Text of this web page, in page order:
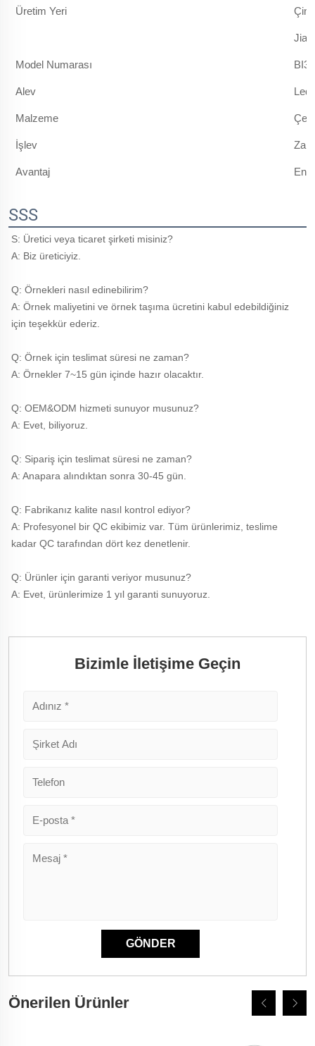
Üretim Yeri Çin
Model Numarası
Alev Led
Malzeme
İşlev
Avantaj
SSS
S: Üretici veya ticaret şirketi misiniz?
A: Biz üreticiyiz.
Q: Örnekleri nasıl edinebilirim?
A: Örnek maliyetini ve örnek taşıma ücretini kabul edebildiğiniz
için teşekkür ederiz.
Q: Örnek için teslimat süresi ne zaman?
A: Örnekler 7~15 gün içinde hazır olacaktır.
Q: OEM&ODM hizmeti sunuyor musunuz?
A: Evet, biliyoruz.
Q: Sipariş için teslimat süresi ne zaman?
A: Anapara alındıktan sonra 30-45 gün.
Q: Fabrikanız kalite nasıl kontrol ediyor?
A: Profesyonel bir QC ekibimiz var. Tüm ürünlerimiz, teslime
kadar QC tarafından dört kez denetlenir.
Q: Ürünler için garanti veriyor musunuz?
A: Evet, ürünlerimize 1 yıl garanti sunuyoruz.
Bizimle İletişime Geçin
Önerilen Ürünler